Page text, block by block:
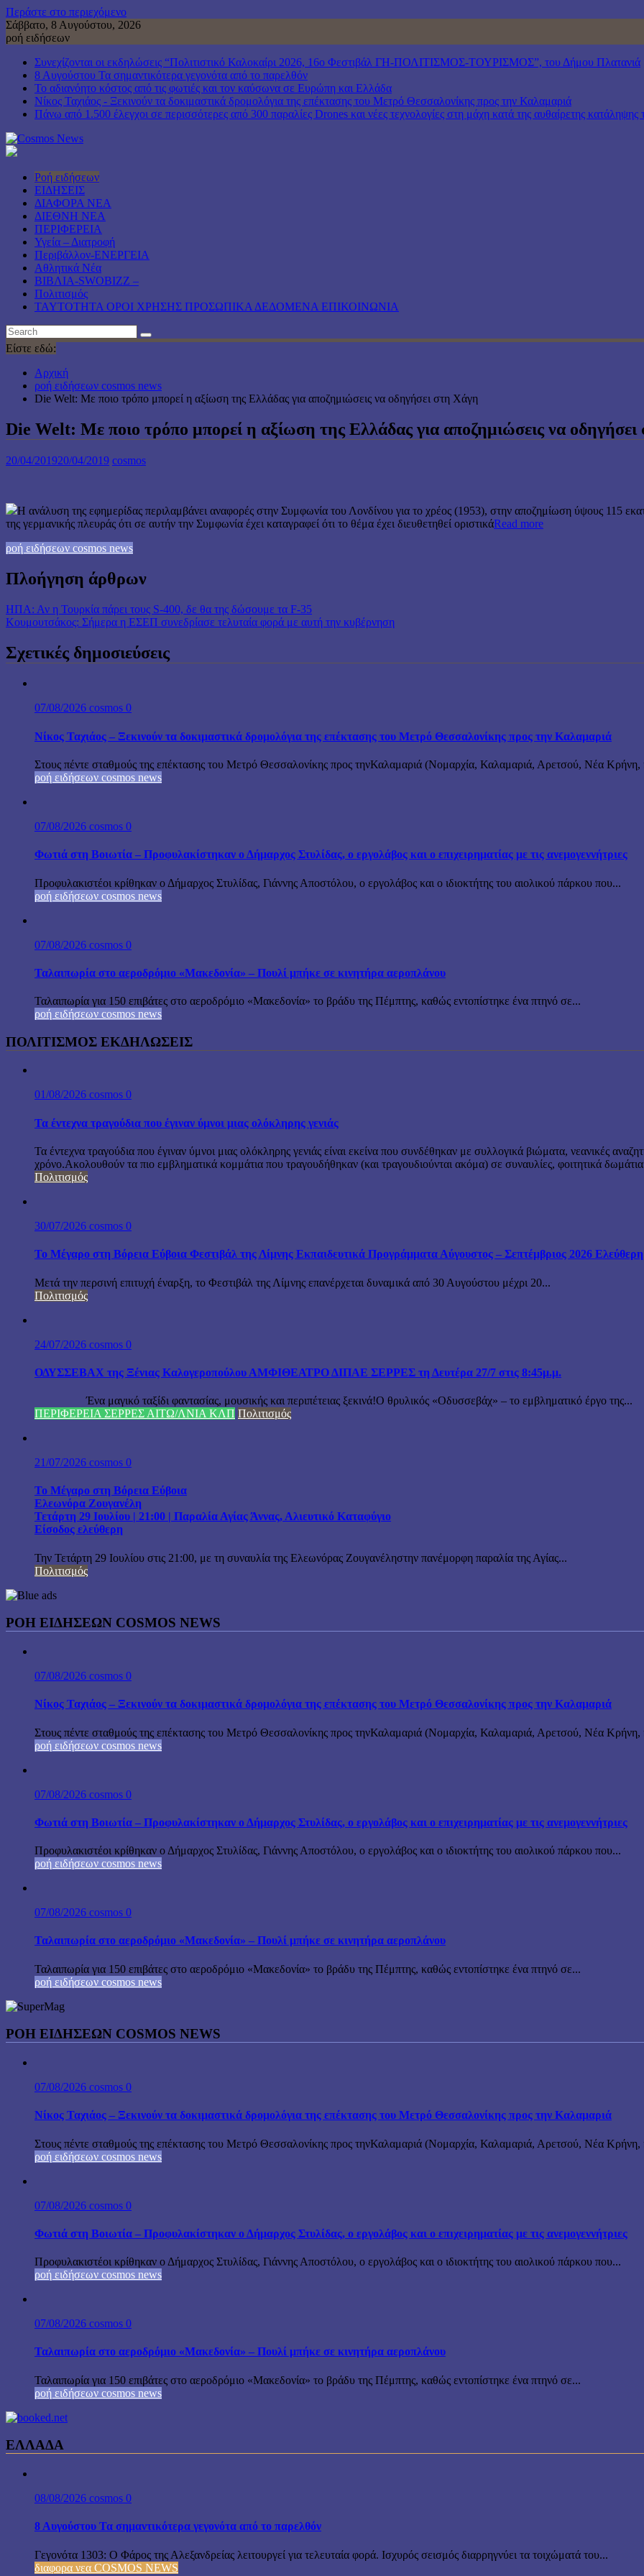
Περάστε στο περιεχόμενο
Σάββατο, 8 Αυγούστου, 2026
ροή ειδήσεων
Συνεχίζονται οι εκδηλώσεις “Πολιτιστικό Καλοκαίρι 2026, 16ο Φεστιβάλ ΓΗ-ΠΟΛΙΤΙΣΜΟΣ-ΤΟΥΡΙΣΜΟΣ”, του Δήμου Πλατανιά
8 Αυγούστου Τα σημαντικότερα γεγονότα από το παρελθόν
Το αδιανόητο κόστος από τις φωτιές και τον καύσωνα σε Ευρώπη και Ελλάδα
Νίκος Ταχιάος - Ξεκινούν τα δοκιμαστικά δρομολόγια της επέκτασης του Μετρό Θεσσαλονίκης προς την Καλαμαριά
Πάνω από 1.500 έλεγχοι σε περισσότερες από 300 παραλίες Drones και νέες τεχνολογίες στη μάχη κατά της αυθαίρετης κατάληψης
Ροή ειδήσεων
ΕΙΔΗΣΕΙΣ
ΔΙΑΦΟΡΑ ΝΕΑ
ΔΙΕΘΝΗ ΝΕΑ
ΠΕΡΙΦΕΡΕΙΑ
Υγεία – Διατροφή
Περιβάλλον-ΕΝΕΡΓΕΙΑ
Αθλητικά Νέα
ΒΙΒΛΙΑ-SWOBIZZ –
Πολιτισμός
TAYTOTHTA ΟΡΟΙ ΧΡΗΣΗΣ ΠΡΟΣΩΠΙΚΑ ΔΕΔΟΜΕΝΑ ΕΠΙΚΟΙΝΩΝΙΑ
Είστε εδώ:
Αρχική
ροή ειδήσεων cosmos news
Die Welt: Με ποιο τρόπο μπορεί η αξίωση της Ελλάδας για αποζημιώσεις να οδηγήσει στη Χάγη
Die Welt: Με ποιο τρόπο μπορεί η αξίωση της Ελλάδας για αποζημιώσεις να
20/04/201920/04/2019 cosmos
Η ανάλυση της εφημερίδας περιλαμβάνει αναφορές στην Συμφωνία του Λονδίνου για το χρέος (1953), στην αποζημίωση ύψους 115
της γερμανικής πλευράς ότι σε αυτήν την Συμφωνία έχει καταγραφεί ότι το θέμα έχει διευθετηθεί οριστικάRead more
ροή ειδήσεων cosmos news
Πλοήγηση άρθρων
ΗΠΑ: Αν η Τουρκία πάρει τους S-400, δε θα της δώσουμε τα F-35
Κουμουτσάκος: Σήμερα η ΕΣΕΠ συνεδρίασε τελυταία φορά με αυτή την κυβέρνηση
Σχετικές δημοσιεύσεις
07/08/2026 cosmos 0
Νίκος Ταχιάος – Ξεκινούν τα δοκιμαστικά δρομολόγια της επέκτασης του Μετρό Θεσσαλονίκης προς την Καλαμαριά
Στους πέντε σταθμούς της επέκτασης του Μετρό Θεσσαλονίκης προς τηνΚαλαμαριά (Νομαρχία, Καλαμαριά, Αρετσού, Νέα Κρήνη,
ροή ειδήσεων cosmos news
07/08/2026 cosmos 0
Φωτιά στη Βοιωτία – Προφυλακίστηκαν ο Δήμαρχος Στυλίδας, ο εργολάβος και ο επιχειρηματίας με τις ανεμογεννήτριες
Προφυλακιστέοι κρίθηκαν ο Δήμαρχος Στυλίδας, Γιάννης Αποστόλου, ο εργολάβος και ο ιδιοκτήτης του αιολικού πάρκου που...
ροή ειδήσεων cosmos news
07/08/2026 cosmos 0
Ταλαιπωρία στο αεροδρόμιο «Μακεδονία» – Πουλί μπήκε σε κινητήρα αεροπλάνου
Ταλαιπωρία για 150 επιβάτες στο αεροδρόμιο «Μακεδονία» το βράδυ της Πέμπτης, καθώς εντοπίστηκε ένα πτηνό σε...
ροή ειδήσεων cosmos news
ΠΟΛΙΤΙΣΜΟΣ ΕΚΔΗΛΩΣΕΙΣ
01/08/2026 cosmos 0
Τα έντεχνα τραγούδια που έγιναν ύμνοι μιας ολόκληρης γενιάς
Τα έντεχνα τραγούδια που έγιναν ύμνοι μιας ολόκληρης γενιάς είναι εκείνα που συνδέθηκαν με συλλογικά βιώματα, νεανικές
χρόνο.Ακολουθούν τα πιο εμβληματικά κομμάτια που τραγουδήθηκαν (και τραγουδιούνται ακόμα) σε συναυλίες, φοιτητικά
Πολιτισμός
30/07/2026 cosmos 0
Το Μέγαρο στη Βόρεια Εύβοια Φεστιβάλ της Λίμνης Εκπαιδευτικά Προγράμματα Αύγουστος – Σεπτέμβριος 2026 Ελεύθερη
Μετά την περσινή επιτυχή έναρξη, το Φεστιβάλ της Λίμνης επανέρχεται δυναμικά από 30 Αυγούστου μέχρι 20...
Πολιτισμός
24/07/2026 cosmos 0
ΟΔΥΣΣΕΒΑΧ της Ξένιας Καλογεροπούλου ΑΜΦΙΘΕΑΤΡΟ ΔΙΠΑΕ ΣΕΡΡΕΣ τη Δευτέρα 27/7 στις 8:45μ.μ.
Ένα μαγικό ταξίδι φαντασίας, μουσικής και περιπέτειας ξεκινά!Ο θρυλικός «Οδυσσεβάχ» – το εμβληματικό έργο της...
ΠΕΡΙΦΕΡΕΙΑ ΣΕΡΡΕΣ ΑΙΤΩ/ΛΝΙΑ ΚΛΠ Πολιτισμός
21/07/2026 cosmos 0
Το Μέγαρο στη Βόρεια Εύβοια
Ελεωνόρα Ζουγανέλη
Τετάρτη 29 Ιουλίου | 21:00 | Παραλία Αγίας Άννας, Αλιευτικό Καταφύγιο
Είσοδος ελεύθερη
Την Τετάρτη 29 Ιουλίου στις 21:00, με τη συναυλία της Ελεωνόρας Ζουγανέληστην πανέμορφη παραλία της Αγίας...
Πολιτισμός
ΡΟΗ ΕΙΔΗΣΕΩΝ COSMOS NEWS
07/08/2026 cosmos 0
Νίκος Ταχιάος – Ξεκινούν τα δοκιμαστικά δρομολόγια της επέκτασης του Μετρό Θεσσαλονίκης προς την Καλαμαριά
Στους πέντε σταθμούς της επέκτασης του Μετρό Θεσσαλονίκης προς τηνΚαλαμαριά (Νομαρχία, Καλαμαριά, Αρετσού, Νέα Κρήνη,
ροή ειδήσεων cosmos news
07/08/2026 cosmos 0
Φωτιά στη Βοιωτία – Προφυλακίστηκαν ο Δήμαρχος Στυλίδας, ο εργολάβος και ο επιχειρηματίας με τις ανεμογεννήτριες
Προφυλακιστέοι κρίθηκαν ο Δήμαρχος Στυλίδας, Γιάννης Αποστόλου, ο εργολάβος και ο ιδιοκτήτης του αιολικού πάρκου που...
ροή ειδήσεων cosmos news
07/08/2026 cosmos 0
Ταλαιπωρία στο αεροδρόμιο «Μακεδονία» – Πουλί μπήκε σε κινητήρα αεροπλάνου
Ταλαιπωρία για 150 επιβάτες στο αεροδρόμιο «Μακεδονία» το βράδυ της Πέμπτης, καθώς εντοπίστηκε ένα πτηνό σε...
ροή ειδήσεων cosmos news
ΡΟΉ ΕΙΔΉΣΕΩΝ COSMOS NEWS
07/08/2026 cosmos 0
Νίκος Ταχιάος – Ξεκινούν τα δοκιμαστικά δρομολόγια της επέκτασης του Μετρό Θεσσαλονίκης προς την Καλαμαριά
Στους πέντε σταθμούς της επέκτασης του Μετρό Θεσσαλονίκης προς τηνΚαλαμαριά (Νομαρχία, Καλαμαριά, Αρετσού, Νέα Κρήνη,
ροή ειδήσεων cosmos news
07/08/2026 cosmos 0
Φωτιά στη Βοιωτία – Προφυλακίστηκαν ο Δήμαρχος Στυλίδας, ο εργολάβος και ο επιχειρηματίας με τις ανεμογεννήτριες
Προφυλακιστέοι κρίθηκαν ο Δήμαρχος Στυλίδας, Γιάννης Αποστόλου, ο εργολάβος και ο ιδιοκτήτης του αιολικού πάρκου που...
ροή ειδήσεων cosmos news
07/08/2026 cosmos 0
Ταλαιπωρία στο αεροδρόμιο «Μακεδονία» – Πουλί μπήκε σε κινητήρα αεροπλάνου
Ταλαιπωρία για 150 επιβάτες στο αεροδρόμιο «Μακεδονία» το βράδυ της Πέμπτης, καθώς εντοπίστηκε ένα πτηνό σε...
ροή ειδήσεων cosmos news
ΕΛΛΑΔΑ
08/08/2026 cosmos 0
8 Αυγούστου Τα σημαντικότερα γεγονότα από το παρελθόν
Γεγονότα 1303: Ο Φάρος της Αλεξανδρείας λειτουργεί για τελευταία φορά. Ισχυρός σεισμός διαρρηγνύει τα τοιχώματά του...
διαφορα νεα COSMOS NEWS